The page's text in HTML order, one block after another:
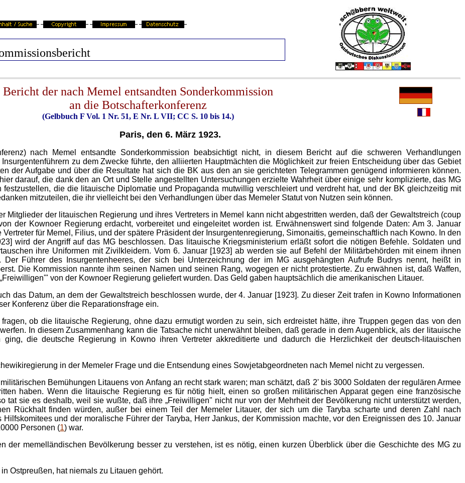
Bericht der nach Memel entsandten Sonderkommission
an die Botschafterkonferenz
(Gelbbuch F Vol. 1 Nr. 51, E Nr. L VII; CC S. 10 bis 14.)
Paris, den 6. März 1923.
nach Memel entsandte Sonderkommission beabsichtigt nicht, in diesem Bericht auf die schweren Verhandlungen
zu dem Zwecke führte, den alliierten Hauptmächten die Möglichkeit zur freien Entscheidung über das Gebiet
der Aufgabe und über die Resultate hat sich die BK aus den an sie gerichteten Telegrammen genügend informieren können.
darauf, die dank den an Ort und Stelle angestellten Untersuchungen erzielte Wahrheit über einige sehr komplizierte, das MG
festzustellen, die die litauische Diplomatie und Propaganda mutwillig verschleiert und verdreht hat, und der BK gleichzeitig mit
mitzuteilen, die ihr vielleicht bei den Verhandlungen über das Memeler Statut von Nutzen sein können.
Mitglieder der litauischen Regierung und ihres Vertreters in Memel kann nicht abgestritten werden, daß der Gewaltstreich (coup
der Kownoer Regierung erdacht, vorbereitet und eingeleitet worden ist. Erwähnenswert sind folgende Daten: Am 3. Januar
für Memel, Filius, und der spätere Präsident der Insurgentenregierung, Simonaitis, gemeinschaftlich nach Kowno. In den
wird der Angriff auf das MG beschlossen. Das litauische Kriegsministerium erläßt sofort die nötigen Befehle. Soldaten und
ihre Uniformen mit Zivilkleidern. Vom 6. Januar [1923] ab werden sie auf Befehl der Militärbehörden mit einem ihnen
Der Führer des Insurgentenheeres, der sich bei Unterzeichnung der im MG ausgehängten Aufrufe Budrys nennt, heißt in
Die Kommission nannte ihm seinen Namen und seinen Rang, wogegen er nicht protestierte. Zu erwähnen ist, daß Waffen,
von der Kownoer Regierung geliefert wurden. Das Geld gaben hauptsächlich die amerikanischen Litauer.
das Datum, an dem der Gewaltstreich beschlossen wurde, der 4. Januar [1923]. Zu dieser Zeit trafen in Kowno Informationen
Konferenz über die Reparationsfrage ein.
ob die litauische Regierung, ohne dazu ermutigt worden zu sein, sich erdreistet hätte, ihre Truppen gegen das von den
In diesem Zusammenhang kann die Tatsache nicht unerwähnt bleiben, daß gerade in dem Augenblick, als der litauische
die deutsche Regierung in Kowno ihren Vertreter akkreditierte und dadurch die Herzlichkeit der deutsch-litauischen
in der Memeler Frage und die Entsendung eines Sowjetabgeordneten nach Memel nicht zu vergessen.
Bemühungen Litauens von Anfang an recht stark waren; man schätzt, daß 2' bis 3000 Soldaten der regulären Armee
haben. Wenn die litauische Regierung es für nötig hielt, einen so großen militärischen Apparat gegen eine französische
tat sie es deshalb, weil sie wußte, daß ihre „Freiwilligen" nicht nur von der Mehrheit der Bevölkerung nicht unterstützt werden,
Rückhalt finden würden, außer bei einem Teil der Memeler Litauer, der sich um die Taryba scharte und deren Zahl nach
und der moralische Führer der Taryba, Herr Jankus, der Kommission machte, vor den Ereignissen des 10. Januar
Personen (1) war.
der memelländischen Bevölkerung besser zu verstehen, ist es nötig, einen kurzen Überblick über die Geschichte des MG zu
Ostpreußen, hat niemals zu Litauen gehört.